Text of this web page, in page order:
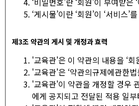
‘게시물’이란 ‘회원’이 ‘서비
제3조 약관의 게시 및 개정과 효력
'교육관'은 이 약관의 내용을 ‘
'교육관'은 ‘약관의규제에관한
'교육관'이 약관을 개정할 경우
에게 공지되고 전달된 적용 일